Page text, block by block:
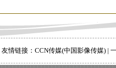
友情链接： CCN传媒(中国影像传媒) |